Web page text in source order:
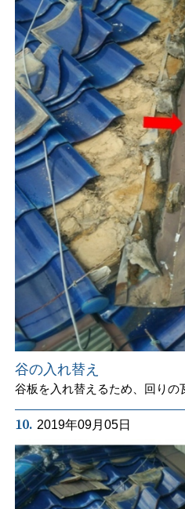
谷の入れ替え
谷板を入れ替えるため、回りの
10. 2019年09月05日